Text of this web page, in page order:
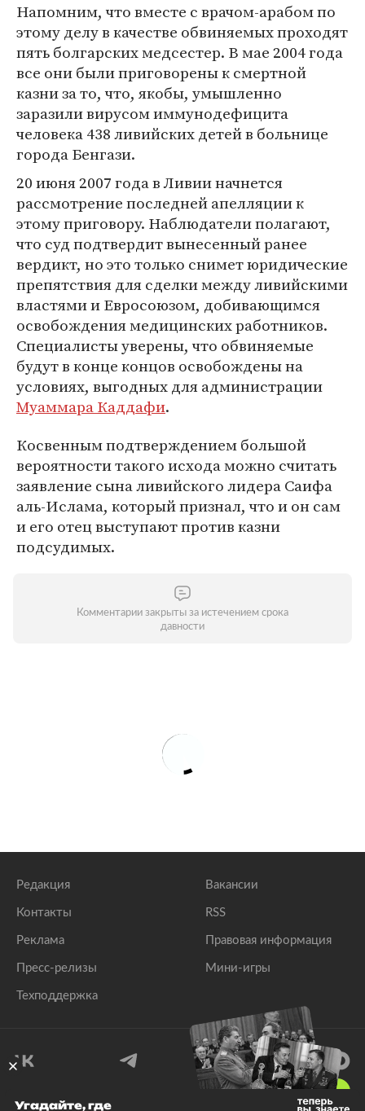
Напомним, что вместе с врачом-арабом по
этому делу в качестве обвиняемых проходят
пять болгарских медсестер. В мае 2004 года
все они были приговорены к смертной
казни за то, что, якобы, умышленно
заразили вирусом иммунодефицита
человека 438 ливийских детей в больнице
города Бенгази.
20 июня 2007 года в Ливии начнется
рассмотрение последней апелляции к
этому приговору. Наблюдатели полагают,
что суд подтвердит вынесенный ранее
вердикт, но это только снимет юридические
препятствия для сделки между ливийскими
властями и Евросоюзом, добивающимся
освобождения медицинских работников.
Специалисты уверены, что обвиняемые
будут в конце концов освобождены на
условиях, выгодных для администрации
Муаммара Каддафи.
Косвенным подтверждением большой
вероятности такого исхода можно считать
заявление сына ливийского лидера Саифа
аль-Ислама, который признал, что и он сам
и его отец выступают против казни
подсудимых.
Комментарии закрыты за истечением срока
давности
Редакция
Контакты
Реклама
Пресс-релизы
Техподдержка
Вакансии
RSS
Правовая информация
Мини-игры
Угадайте, где